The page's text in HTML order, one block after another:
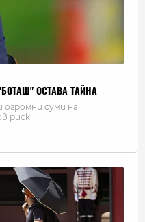
ОСТАВА ТАЙНА
огромни суми на
риск